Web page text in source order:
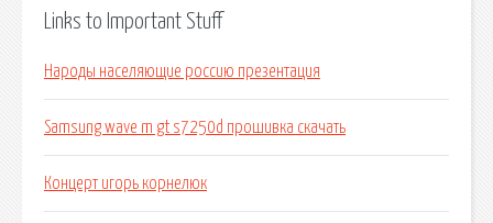
Links to Important Stuff
Народы населяющие россию презентация
Samsung wave m gt s7250d прошивка скачать
Концерт игорь корнелюк